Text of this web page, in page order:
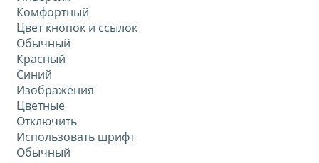
Комфортный
Цвет кнопок и ссылок
Обычный
Красный
Синий
Изображения
Цветные
Отключить
Использовать шрифт
Обычный